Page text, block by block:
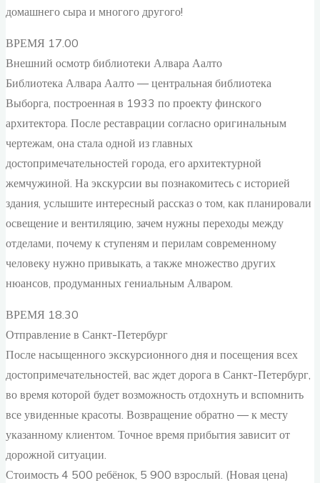
домашнего сыра и многого другого!
ВРЕМЯ 17.00
Внешний осмотр библиотеки Алвара Аалто
Библиотека Алвара Аалто — центральная библиотека
Выборга, построенная в 1933 по проекту финского
архитектора. После реставрации согласно оригинальным
чертежам, она стала одной из главных
достопримечательностей города, его архитектурной
жемчужиной. На экскурсии вы познакомитесь с историей
здания, услышите интересный рассказ о том, как планировали
освещение и вентиляцию, зачем нужны переходы между
отделами, почему к ступеням и перилам современному
человеку нужно привыкать, а также множество других
нюансов, продуманных гениальным Алваром.
ВРЕМЯ 18.30
Отправление в Санкт-Петербург
После насыщенного экскурсионного дня и посещения всех
достопримечательностей, вас ждет дорога в Санкт-Петербург,
во время которой будет возможность отдохнуть и вспомнить
все увиденные красоты. Возвращение обратно — к месту
указанному клиентом. Точное время прибытия зависит от
дорожной ситуации.
Стоимость 4 500 ребёнок, 5 900 взрослый. (Новая цена)